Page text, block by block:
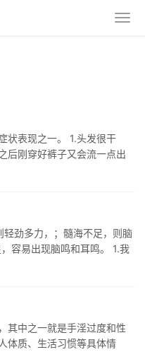
状表现之一。 1.头发很干
后刚穿好裤子又会流一点出
脾气会很暴躁，说话也说
轻劲多力，；髓海不足，则脑
容易出现脑鸣和耳鸣。 1.我
近出现了脑鸣，害…
其中之一就是手淫过度和性
体质、生活习惯等具体情